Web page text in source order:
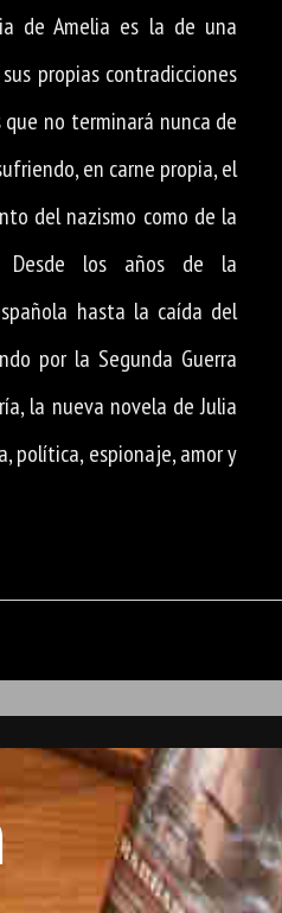
de Amelia es la de una
propias contradicciones
no terminará nunca de
en carne propia, el
del nazismo como de la
Desde los años de la
hasta la caída del
por la Segunda Guerra
la nueva novela de Julia
política, espionaje, amor y